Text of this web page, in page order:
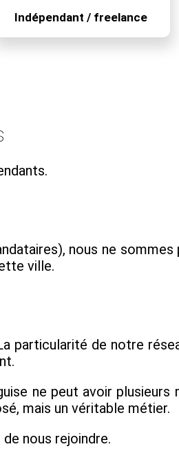
Indépendant / freelance
nous ne
ville.
particularité de notre
ne peut avoir plusieurs
mais un véritable métier.
de nous rejoindre.